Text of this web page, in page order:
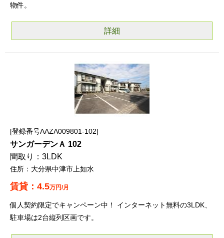
物件。
詳細
登録番号AAZA009801-102
サンガーデンＡ 102
3LDK
大分県中津市上如水
4.5万円/月
個人契約限定でキャンペーン中！ インターネット無料の3LDK、
駐車場は2台縦列区画です。